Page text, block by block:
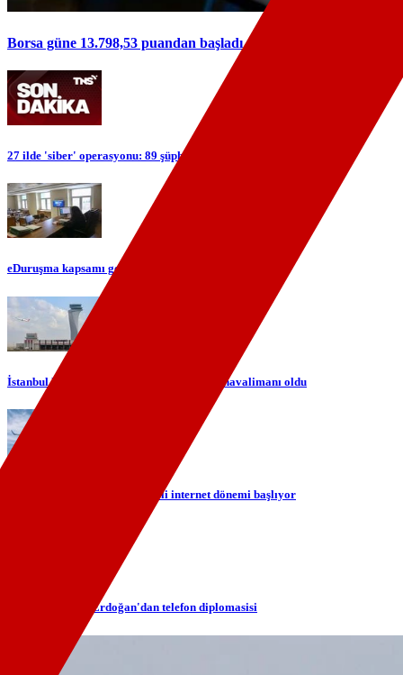
Borsa güne 13.798,53 puandan başladı
27 ilde 'siber' operasyonu: 89 şüpheli yakalandı
eDuruşma kapsamı genişliyor
İstanbul Havalimanı Avrupa'nın en yoğun havalimanı oldu
TÜRKSAT ile gökyüzünde yerli internet dönemi başlıyor
Cumhurbaşkanı Erdoğan'dan telefon diplomasisi